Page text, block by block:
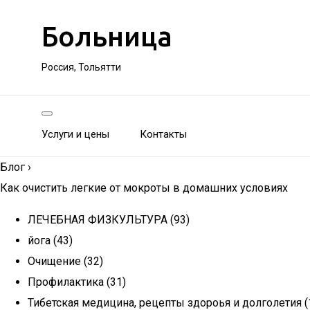
Больница
Россия, Тольятти
Услуги и цены Контакты
Блог ›
Как очистить легкие от мокроты в домашних условиях
ЛЕЧЕБНАЯ ФИЗКУЛЬТУРА (93)
йога (43)
Очищение (32)
Профилактика (31)
Тибетская медицина, рецепты здороья и долголетия